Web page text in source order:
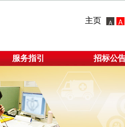
主页
服务指引 招标公